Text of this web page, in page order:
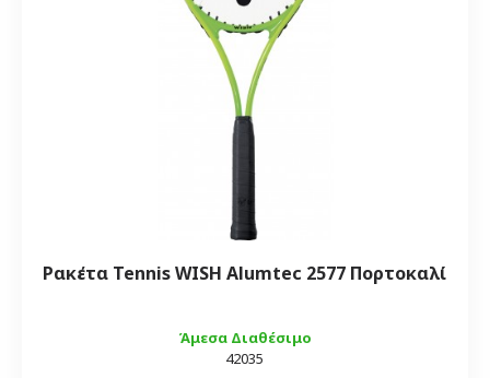
Άμεσα Διαθέσιμο
42035
Ρακέτα Tennis WISH Alumtec 2577 Πορτοκαλί